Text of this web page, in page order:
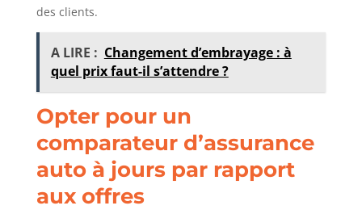
des clients.
A LIRE : Changement d’embrayage : à
quel prix faut-il s’attendre ?
Opter pour un
comparateur d’assurance
auto à jours par rapport
aux offres